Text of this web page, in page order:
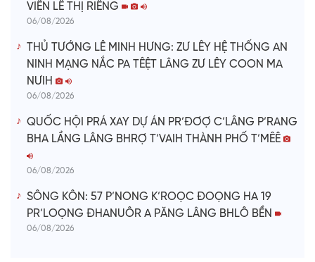
VIÊN LÊ THỊ RIÊNG
06/08/2026
THỦ TƯỚNG LÊ MINH HƯNG: ZƯ LÊY HỆ THỐNG AN
NINH MẠNG NẮC PA TÊỆT LÂNG ZƯ LÊY COON MA
NƯIH
06/08/2026
QUỐC HỘI PRÁ XAY DỰ ÁN PR’ĐƠỢ C’LÂNG P’RANG
BHA LẦNG LÂNG BHRỢ T’VAIH THÀNH PHỐ T’MÊÊ
06/08/2026
SÔNG KÔN: 57 P’NONG K’ROỌC ĐOỌNG HA 19
PR’LOỌNG ĐHANUÔR A PĂNG LÂNG BHLÔ BỀN
06/08/2026